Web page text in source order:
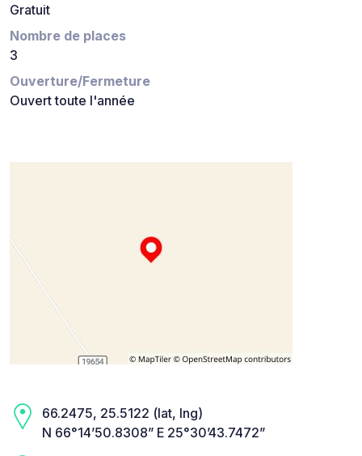
Gratuit
Nombre de places
3
Ouverture/Fermeture
Ouvert toute l'année
66.2475, 25.5122 (lat, lng)
N 66°14’50.8308” E 25°30’43.7472”